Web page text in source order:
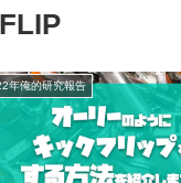
年俺的研究報告